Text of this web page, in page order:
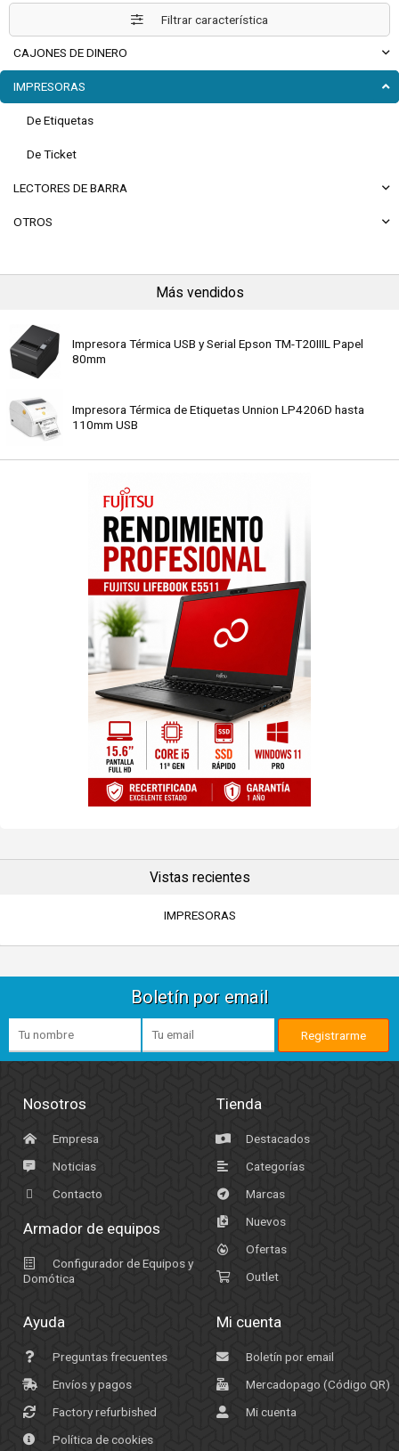
Filtrar característica
CAJONES DE DINERO
IMPRESORAS
De Etiquetas
De Ticket
LECTORES DE BARRA
OTROS
Más vendidos
Impresora Térmica USB y Serial Epson TM-T20IIIL Papel
80mm
Impresora Térmica de Etiquetas Unnion LP4206D hasta
110mm USB
Vistas recientes
IMPRESORAS
Boletín por email
Nosotros
Empresa
Noticias
Contacto
Armador de equipos
Configurador de Equipos y
Domótica
Tienda
Destacados
Categorías
Marcas
Nuevos
Ofertas
Outlet
Ayuda
Preguntas frecuentes
Envíos y pagos
Factory refurbished
Política de cookies
Mi cuenta
Boletín por email
Mercadopago (Código QR)
Mi cuenta